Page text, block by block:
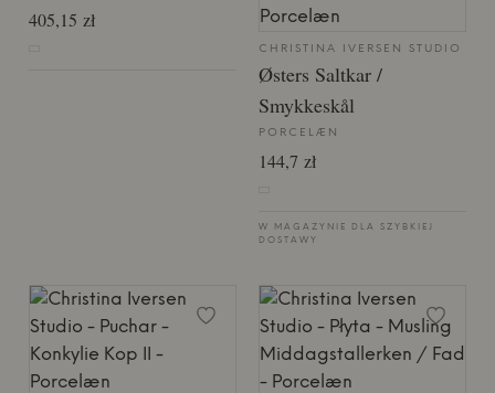
405,15 zł
CHRISTINA IVERSEN STUDIO
Østers Saltkar /
Smykkeskål
PORCELÆN
144,7 zł
W MAGAZYNIE DLA SZYBKIEJ
DOSTAWY